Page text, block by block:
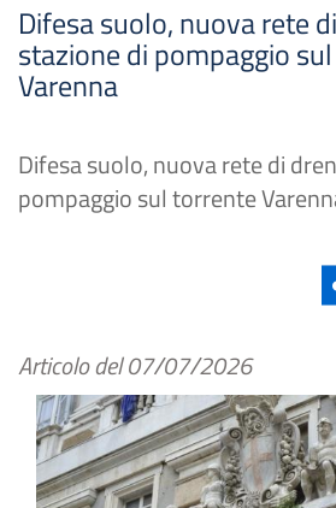
Difesa suolo, nuova rete
stazione di pompaggio
Varenna
Difesa suolo, nuova rete di
pompaggio sul torrente
Articolo del07/07/2026